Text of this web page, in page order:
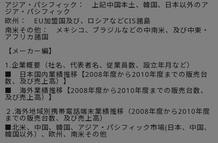
アジア・パシフィック： 上記中国本土、韓国、日本以外のア
ジア・パシフィック
欧州： EU加盟国及び、ロシアなどCIS諸島
南米その他： メキシコ、ブラジルなどの中南米、及び中東・
アフリカ諸国
【メーカー編】
1.企業概要（社名、代表者名、従業員数、設立年月など）
■ 日本国内業績推移【2008年度から2010年度までの販売台
数、及び売上高）】
■ 海外業績推移【2008年度から2010年度までの販売台数、
及び売上高）】
２.海外地域別携帯電話端末業績推移（2008年度から2010年度
までの販売台数、及び売上高）
■北米、中国、韓国、アジア・パシフィック市場(日本、中国、
韓国以外）、欧州、南米その他